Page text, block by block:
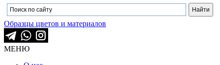
Образцы цветов и материалов
МЕНЮ